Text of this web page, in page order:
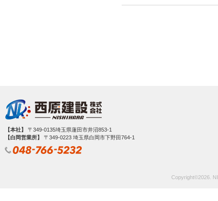
【本社】
〒349-0135埼玉県蓮田市井沼853-1
【白岡営業所】
〒349‐0223 埼玉県白岡市下野田764-1
Copyright©2026.